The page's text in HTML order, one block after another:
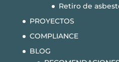
Retiro de
PROYECTOS
COMPLIANCE
BLOG